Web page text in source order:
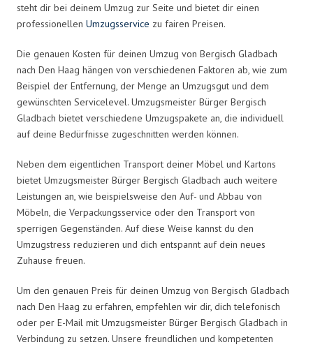
steht dir bei deinem Umzug zur Seite und bietet dir einen
professionellen Umzugsservice zu fairen Preisen.
Die genauen Kosten für deinen Umzug von Bergisch Gladbach
nach Den Haag hängen von verschiedenen Faktoren ab, wie zum
Beispiel der Entfernung, der Menge an Umzugsgut und dem
gewünschten Servicelevel. Umzugsmeister Bürger Bergisch
Gladbach bietet verschiedene Umzugspakete an, die individuell
auf deine Bedürfnisse zugeschnitten werden können.
Neben dem eigentlichen Transport deiner Möbel und Kartons
bietet Umzugsmeister Bürger Bergisch Gladbach auch weitere
Leistungen an, wie beispielsweise den Auf- und Abbau von
Möbeln, die Verpackungsservice oder den Transport von
sperrigen Gegenständen. Auf diese Weise kannst du den
Umzugstress reduzieren und dich entspannt auf dein neues
Zuhause freuen.
Um den genauen Preis für deinen Umzug von Bergisch Gladbach
nach Den Haag zu erfahren, empfehlen wir dir, dich telefonisch
oder per E-Mail mit Umzugsmeister Bürger Bergisch Gladbach in
Verbindung zu setzen. Unsere freundlichen und kompetenten